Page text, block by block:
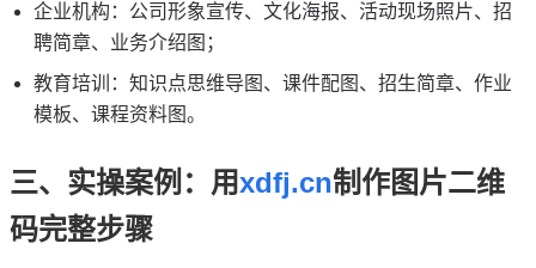
企业机构：公司形象宣传、文化海报、活动现场照片、招
聘简章、业务介绍图；
教育培训：知识点思维导图、课件配图、招生简章、作业
模板、课程资料图。
三、实操案例：用xdfj.cn制作图片二维
码完整步骤